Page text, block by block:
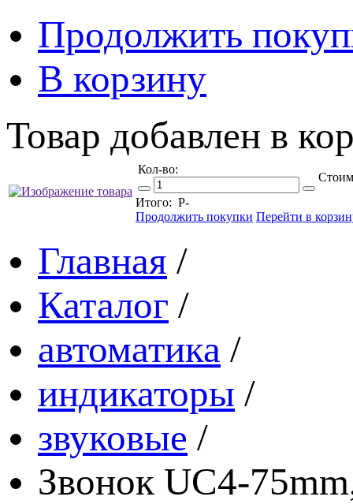
Продолжить
В корзину
Товар добавлен в
Кол-во:
Итого: Р-
Продолжить покупки Перейти в
Главная /
Каталог /
автоматика /
индикаторы /
звуковые /
Звонок UC4-